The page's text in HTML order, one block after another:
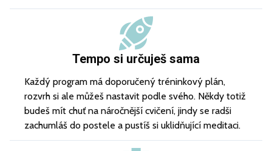
Tempo si určuješ sama
Každý program má doporučený tréninkový plán,
rozvrh si ale můžeš nastavit podle svého. Někdy totiž
budeš mít chuť na náročnější cvičení, jindy se radši
zachumláš do postele a pustíš si uklidňující meditaci.